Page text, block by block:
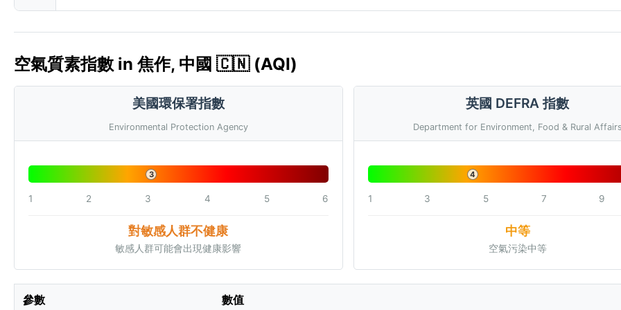
空氣質素指數 in 焦作, 中國 🇨🇳 (AQI)
美國環保署指數
Environmental Protection Agency
3
1 2 3 4 5 6
對敏感人群不健康
敏感人群可能會出現健康影響
英國 DEFRA 指數
Department for Environment, Food & Rural
4
1 3 5 7 9
中等
空氣污染中等
參數 數值